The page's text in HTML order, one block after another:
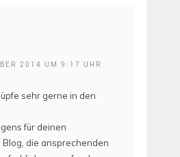
2014 UM 9:17 UHR
sehr gerne in den
für deinen
die ansprechenden